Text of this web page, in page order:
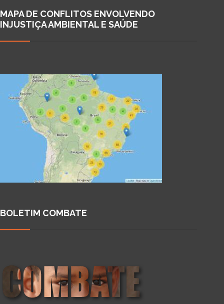
MAPA DE CONFLITOS ENVOLVENDO
INJUSTIÇA AMBIENTAL E SAÚDE
BOLETIM COMBATE